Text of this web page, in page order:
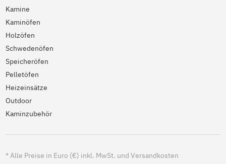
Kamine
Kaminöfen
Holzöfen
Schwedenöfen
Speicheröfen
Pelletöfen
Heizeinsätze
Outdoor
Kaminzubehör
*Alle Preise in Euro (€) inkl. MwSt. und Versandkosten